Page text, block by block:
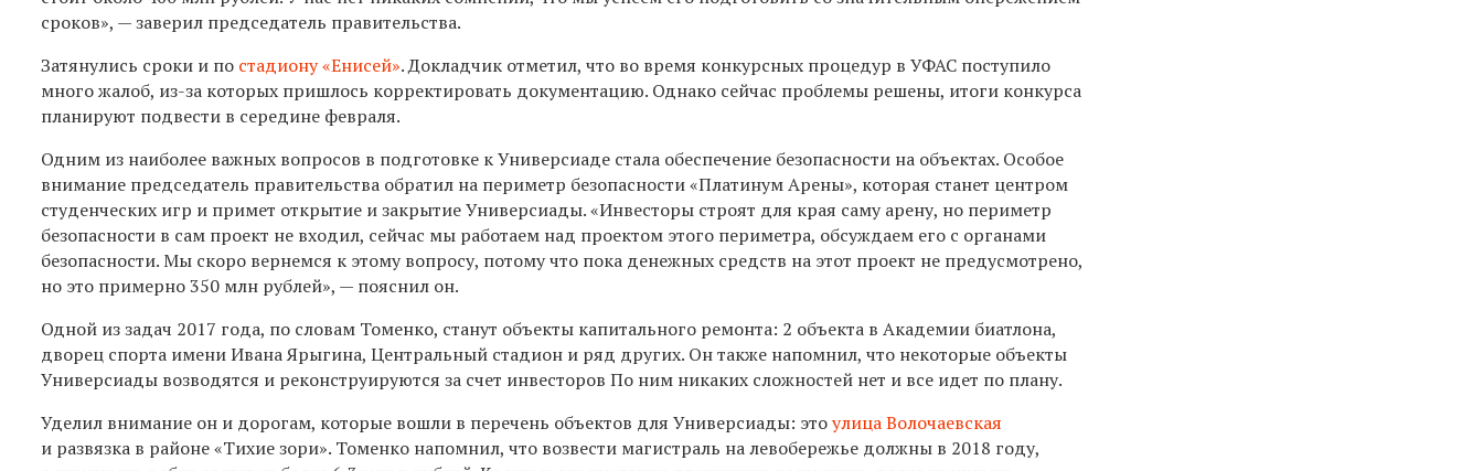
сроков», —заверил председатель правительства.
Затянулись сроки и по стадиону «Енисей». Докладчик отметил, что во время конкурсных процедур в УФАС поступило
много жалоб, из-за которых пришлось корректировать документацию. Однако сейчас проблемы решены, итоги конкурса
планируют подвести в середине февраля.
Одним из наиболее важных вопросов в подготовке к Универсиаде стала обеспечение безопасности на объектах. Особое
внимание председатель правительства обратил на периметр безопасности «Платинум Арены», которая станет центром
студенческих игр и примет открытие и закрытие Универсиады. «Инвесторы строят для края саму арену, но периметр
безопасности в сам проект не входил, сейчас мы работаем над проектом этого периметра, обсуждаем его с органами
безопасности. Мы скоро вернемся к этому вопросу, потому что пока денежных средств на этот проект не предусмотрено,
но это примерно 350 млн рублей», — пояснил он.
Одной из задач 2017 года, по словам Томенко, станут объекты капитального ремонта: 2 объекта в Академии биатлона,
дворец спорта имени Ивана Ярыгина, Центральный стадион и ряд других. Он также напомнил, что некоторые объекты
Универсиады возводятся и реконструируются за счет инвесторов По ним никаких сложностей нет и все идет по плану.
Уделил внимание он и дорогам, которые вошли в перечень объектов для Универсиады: этоулица Волочаевская
и развязка в районе «Тихие зори». Томенко напомнил, что возвести магистраль на левобережье должны в 2018 году,